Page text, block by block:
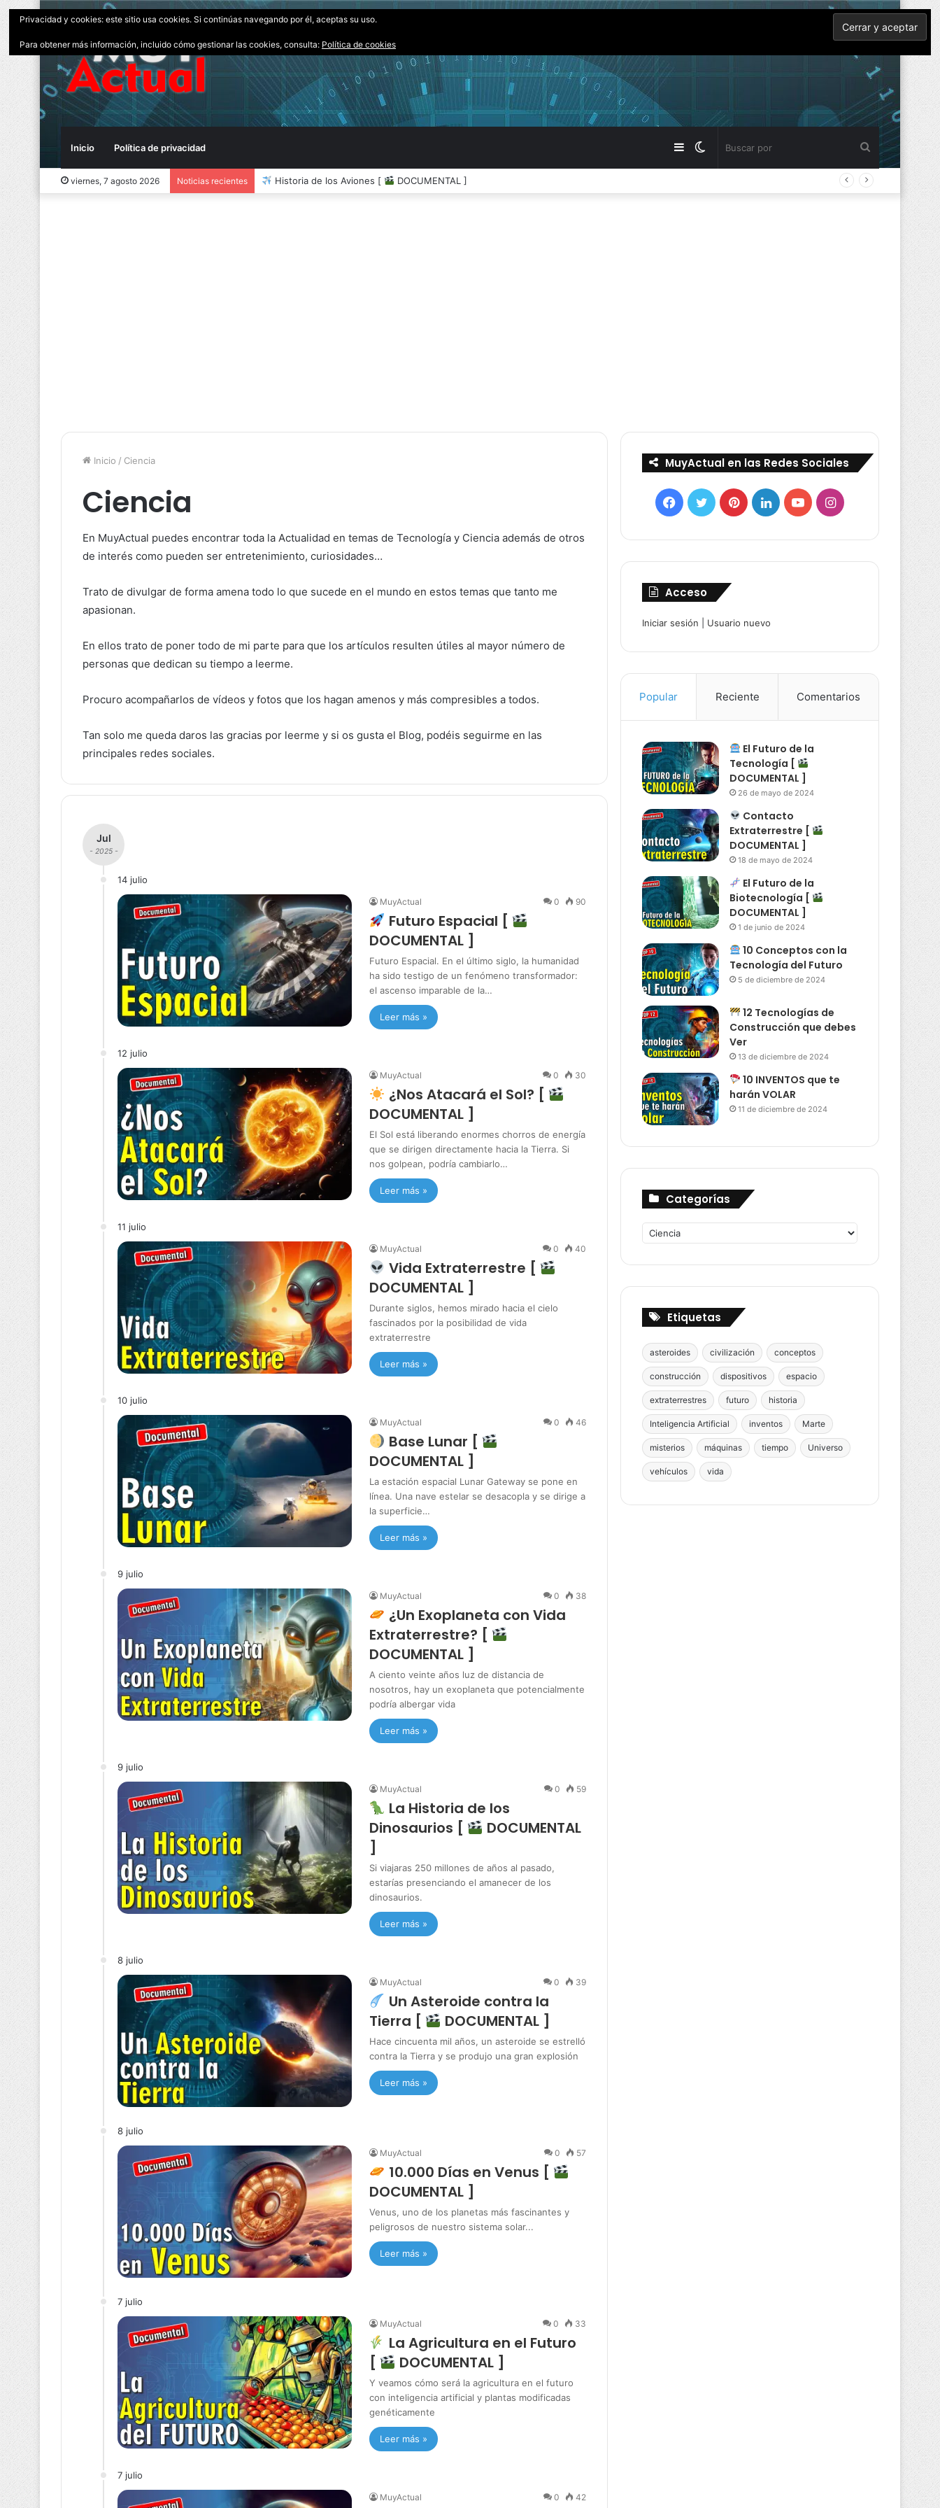
Inicio Política de privacidad Buscar
por
Switch
Barra
viernes, 7 agosto 2026 Noticias recientes 10 Inventos Extraterrestres [ DOCUMENTAL ]
Inicio / Ciencia
Ciencia
En MuyActual puedes encontrar toda la Actualidad en temas de Tecnología y Ciencia además de otros
de interés como pueden ser entretenimiento, curiosidades…
Trato de divulgar de forma amena todo lo que sucede en el mundo en estos temas que tanto me
apasionan.
En ellos trato de poner todo de mi parte para que los artículos resulten útiles al mayor número de
personas que dedican su tiempo a leerme.
Procuro acompañarlos de vídeos y fotos que los hagan amenos y más compresibles a todos.
Tan solo me queda daros las gracias por leerme y si os gusta el Blog, podéis seguirme en las
principales redes sociales.
Jul
- 2025 -
14 julio
MuyActual 0 90
Futuro Espacial [
DOCUMENTAL ]
Futuro Espacial. En el último siglo, la humanidad
ha sido testigo de un fenómeno transformador:
el ascenso imparable de la…
Leer más »
12 julio
MuyActual 0 30
¿Nos Atacará el Sol? [
DOCUMENTAL ]
El Sol está liberando enormes chorros de energía
que se dirigen directamente hacia la Tierra. Si
nos golpean, podría cambiarlo…
Leer más »
11 julio
MuyActual 0 40
Vida Extraterrestre [
DOCUMENTAL ]
Durante siglos, hemos mirado hacia el cielo
fascinados por la posibilidad de vida
extraterrestre
Leer más »
10 julio
MuyActual 0 46
Base Lunar [
DOCUMENTAL ]
La estación espacial Lunar Gateway se pone en
línea. Una nave estelar se desacopla y se dirige a
la superficie…
Leer más »
9 julio
MuyActual 0 38
¿Un Exoplaneta con Vida
Extraterrestre? [
DOCUMENTAL ]
A ciento veinte años luz de distancia de
nosotros, hay un exoplaneta que potencialmente
podría albergar vida
Leer más »
9 julio
MuyActual 0 59
La Historia de los
Dinosaurios [
DOCUMENTAL
]
Si viajaras 250 millones de años al pasado,
estarías presenciando el amanecer de los
dinosaurios.
Leer más »
8 julio
MuyActual 0 39
Un Asteroide contra la
Tierra [
DOCUMENTAL ]
Hace cincuenta mil años, un asteroide se estrelló
contra la Tierra y se produjo una gran explosión
Leer más »
8 julio
MuyActual 0 57
10.000 Días en Venus [
DOCUMENTAL ]
Venus, uno de los planetas más fascinantes y
peligrosos de nuestro sistema solar...
Leer más »
7 julio
MuyActual 0 33
La Agricultura en el Futuro
[
DOCUMENTAL ]
Y veamos cómo será la agricultura en el futuro
con inteligencia artificial y plantas modificadas
genéticamente
Leer más »
7 julio
MuyActual 0 42
MuyActual en las Redes Sociales
Facebook
TwitterPinterestLinkedInYouTubeInstagram
Acceso
Iniciar sesión Usuario nuevo
Popular Reciente Comentarios
El Futuro de la
Tecnología [
DOCUMENTAL ]
26 de mayo de 2024
Contacto
Extraterrestre [
DOCUMENTAL ]
18 de mayo de 2024
El Futuro de la
Biotecnología [
DOCUMENTAL ]
1 de junio de 2024
10 Conceptos con la
Tecnología del Futuro
5 de diciembre de 2024
12 Tecnologías de
Construcción que debes
Ver
13 de diciembre de 2024
10 INVENTOS que te
harán VOLAR
11 de diciembre de 2024
Categorías
Categorías
Etiquetas
asteroides civilización conceptos
construcción dispositivos espacio
extraterrestres futuro historia
Inteligencia Artificial inventos Marte
misterios máquinas tiempo Universo
vehículos vida
Privacidad y cookies: este sitio usa cookies. Si continúas navegando por él, aceptas su uso.
Para obtener más información, incluido cómo gestionar las cookies, consulta: Política de cookies